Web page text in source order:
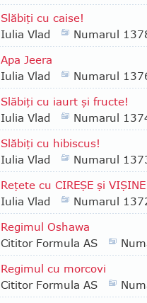
Slăbiţi cu caise!
Iulia Vlad
Numarul
Apa Jeera
Iulia Vlad
Numarul
Slăbiţi cu iaurt şi fructe!
Iulia Vlad
Numarul
Slăbiţi cu hibiscus!
Iulia Vlad
Numarul
Reţete cu CIREŞE şi VIŞINE
Iulia Vlad
Numarul
Regimul Oshawa
Cititor Formula AS
Regimul cu morcovi
Cititor Formula AS